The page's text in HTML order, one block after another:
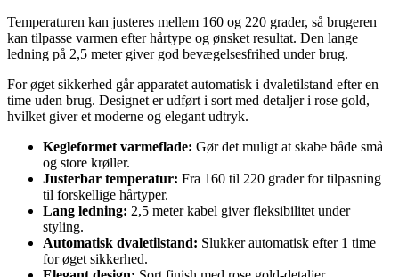
Temperaturen kan justeres mellem 160 og 220 grader, så brugeren
kan tilpasse varmen efter hårtype og ønsket resultat. Den lange
ledning på 2,5 meter giver god bevægelsesfrihed under brug.
For øget sikkerhed går apparatet automatisk i dvaletilstand efter en
time uden brug. Designet er udført i sort med detaljer i rose gold,
hvilket giver et moderne og elegant udtryk.
Kegleformet varmeflade: Gør det muligt at skabe både små
og store krøller.
Justerbar temperatur: Fra 160 til 220 grader for tilpasning
til forskellige hårtyper.
Lang ledning: 2,5 meter kabel giver fleksibilitet under
styling.
Automatisk dvaletilstand: Slukker automatisk efter 1 time
for øget sikkerhed.